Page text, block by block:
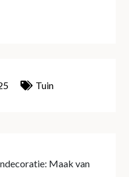
Tuin
Maak van